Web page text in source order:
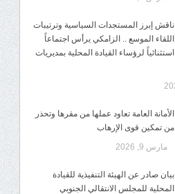
ناقش إبرز المستجدات السياسية وترتيبات
اللقاء الموسع .. الزامكي يرأس اجتماعاً
استثنائياً لرؤساء القيادة المحلية بمديريات
الأمانة العامة تعاود عملها من مقرها وتحذر
من تمكين قوى الإرهاب
مارس 9, 2026
بيان صادر عن الهيئة التنفيذية للقيادة
المحلية للمجلس الانتقالي الجنوبي